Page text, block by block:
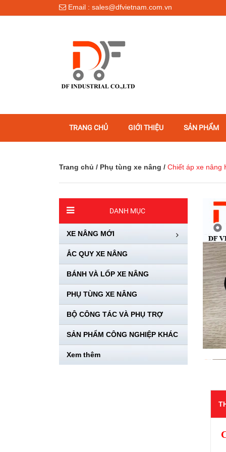
Email : sales@dfvietnam.com.vn
TRANG CHỦ GIỚI THIỆU SẢN PHẨM
Trang chủ / Phụ tùng xe nâng / Chiết áp xe nâng
DANH MỤC
XE NÂNG MỚI
ẮC QUY XE NÂNG
BÁNH VÀ LỐP XE NÂNG
PHỤ TÙNG XE NÂNG
BỘ CÔNG TÁC VÀ PHỤ TRỢ
SẢN PHẨM CÔNG NGHIỆP KHÁC
Xem thêm